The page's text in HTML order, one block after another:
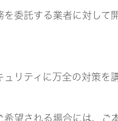
委託する業者に対して
リティに万全の対策を講
望される場合には、ご